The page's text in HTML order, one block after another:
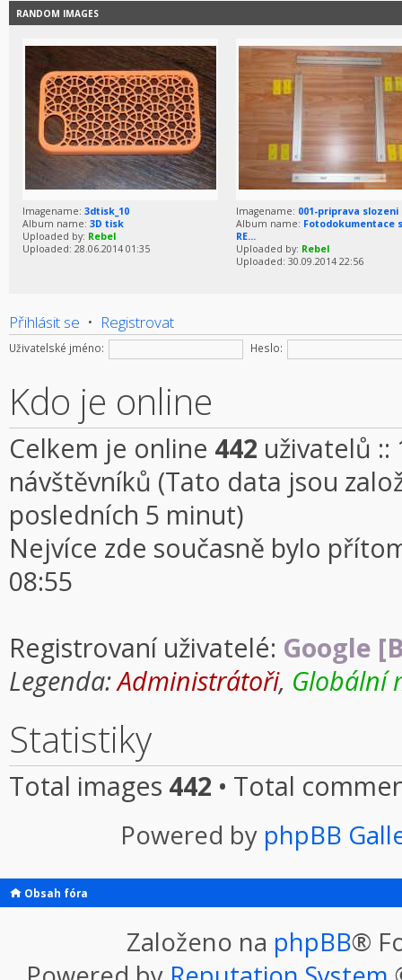
RANDOM IMAGES
Imagename: 3dtisk_10
Album name: 3D tisk
Uploaded by: Rebel
Uploaded: 28.06.2014 01:35
Imagename: 001-priprava slozeni
Album name: Fotodokumentace
RE...
Uploaded by: Rebel
Uploaded: 30.09.2014 22:56
Přihlásit se • Registrovat
Uživatelské jméno: Heslo:
Kdo je online
Celkem je online 442 uživatelů ::
návštěvníků (Tato data jsou
posledních 5 minut)
Nejvíce zde současně bylo
08:55
Registrovaní uživatelé: Google
Legenda:Administrátoři, Globální
Statistiky
Total images 442 • Total
Powered by phpBB
Obsah fóra
Založeno na phpBB®